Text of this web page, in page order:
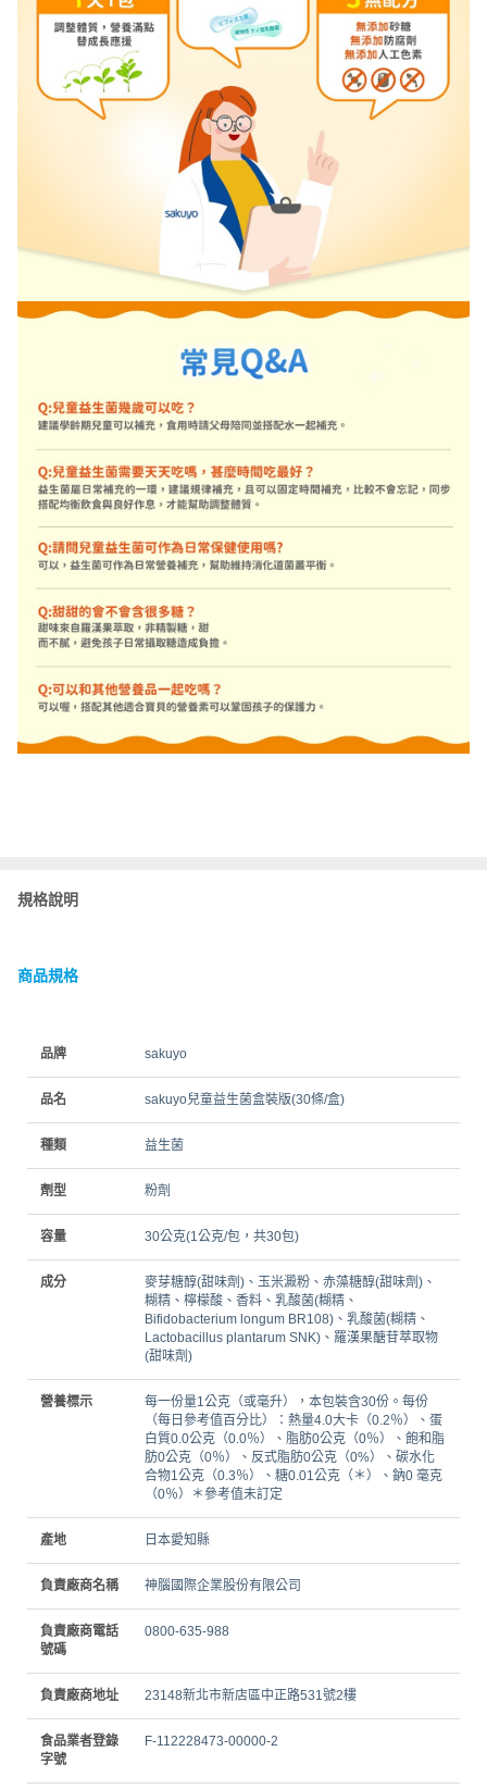
規格說明
商品規格
品牌 sakuyo
品名 sakuyo兒童益生菌盒裝版(30條/盒)
種類 益生菌
劑型 粉劑
容量 30公克(1公克/包，共30包)
成分
麥芽糖醇(甜味劑)、玉米澱粉、赤藻糖醇(甜味劑)、
糊精、檸檬酸、香料、乳酸菌(糊精、
Bifidobacterium longum BR108)、乳酸菌(糊精、
Lactobacillus plantarum SNK)、羅漢果醣苷萃取物
(甜味劑)
營養標示
每一份量1公克（或毫升），本包裝含30份。每份
（每日參考值百分比）：熱量4.0大卡（0.2％）、蛋
白質0.0公克（0.0％）、脂肪0公克（0％）、飽和脂
肪0公克（0％）、反式脂肪0公克（0%）、碳水化
合物1公克（0.3％）、糖0.01公克（＊）、鈉0 毫克
（0％）＊參考值未訂定
產地 日本愛知縣
負責廠商名稱 神腦國際企業股份有限公司
負責廠商電話
號碼
0800-635-988
負責廠商地址 23148新北市新店區中正路531號2樓
食品業者登錄
字號
F-112228473-00000-2